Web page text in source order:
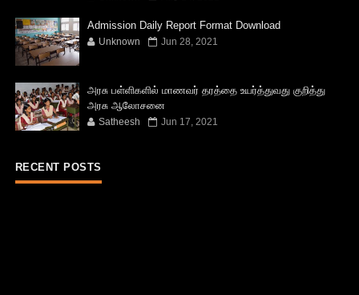
Admission Daily Report Format Download
Unknown Jun 28, 2021
அரசு பள்ளிகளில் மாணவர் தரத்தை உயர்த்துவது குறித்து
அரசு ஆலோசனை
Satheesh Jun 17, 2021
RECENT POSTS